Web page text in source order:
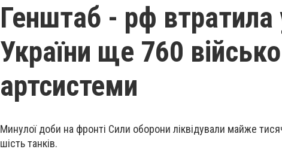
Генштаб - рф втратила
України ще 760
артсистеми
Минулої доби на фронті Сили оборони ліквідували майже
шість танків.